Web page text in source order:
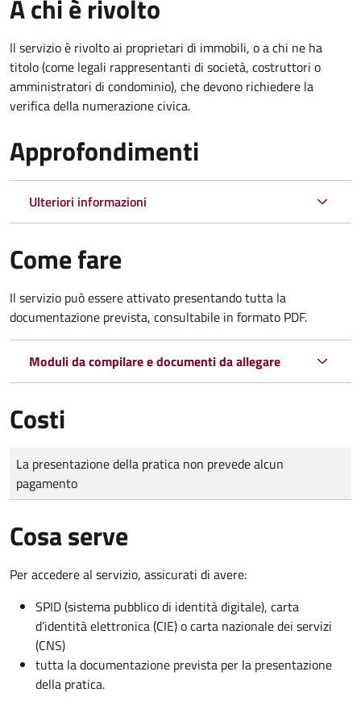
A chi è rivolto
Il servizio è rivolto ai proprietari di immobili, o a chi ne ha
titolo (come legali rappresentanti di società, costruttori o
amministratori di condominio), che devono richiedere la
verifica della numerazione civica.
Approfondimenti
Ulteriori informazioni
Come fare
Il servizio può essere attivato presentando tutta la
documentazione prevista, consultabile in formato PDF.
Moduli da compilare e documenti da allegare
Costi
Tipo di pagamento
Importo
La presentazione della pratica non prevede alcun
pagamento
Cosa serve
Per accedere al servizio, assicurati di avere:
SPID (sistema pubblico di identità digitale), carta
d’identità elettronica (CIE) o carta nazionale dei servizi
(CNS)
tutta la documentazione prevista per la presentazione
della pratica.